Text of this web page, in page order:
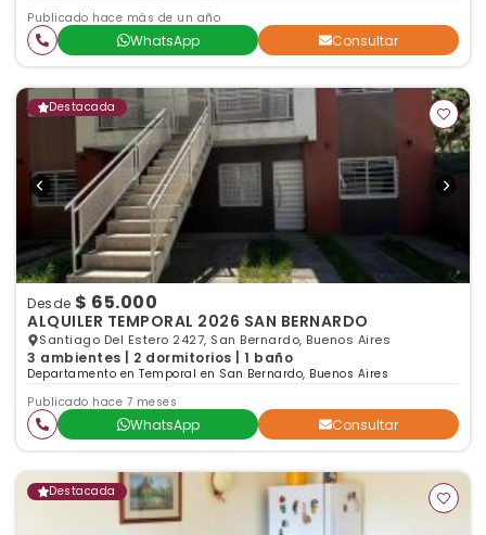
Publicado hace más de un año
WhatsApp Consultar
Destacada
Desde $ 65.000
ALQUILER TEMPORAL 2026 SAN BERNARDO
Santiago Del Estero 2427, San Bernardo, Buenos Aires
3 ambientes | 2 dormitorios | 1 baño
Departamento en Temporal en San Bernardo, Buenos Aires
Publicado hace 7 meses
WhatsApp Consultar
Destacada